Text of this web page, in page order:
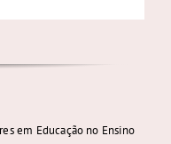
em Educação no Ensino